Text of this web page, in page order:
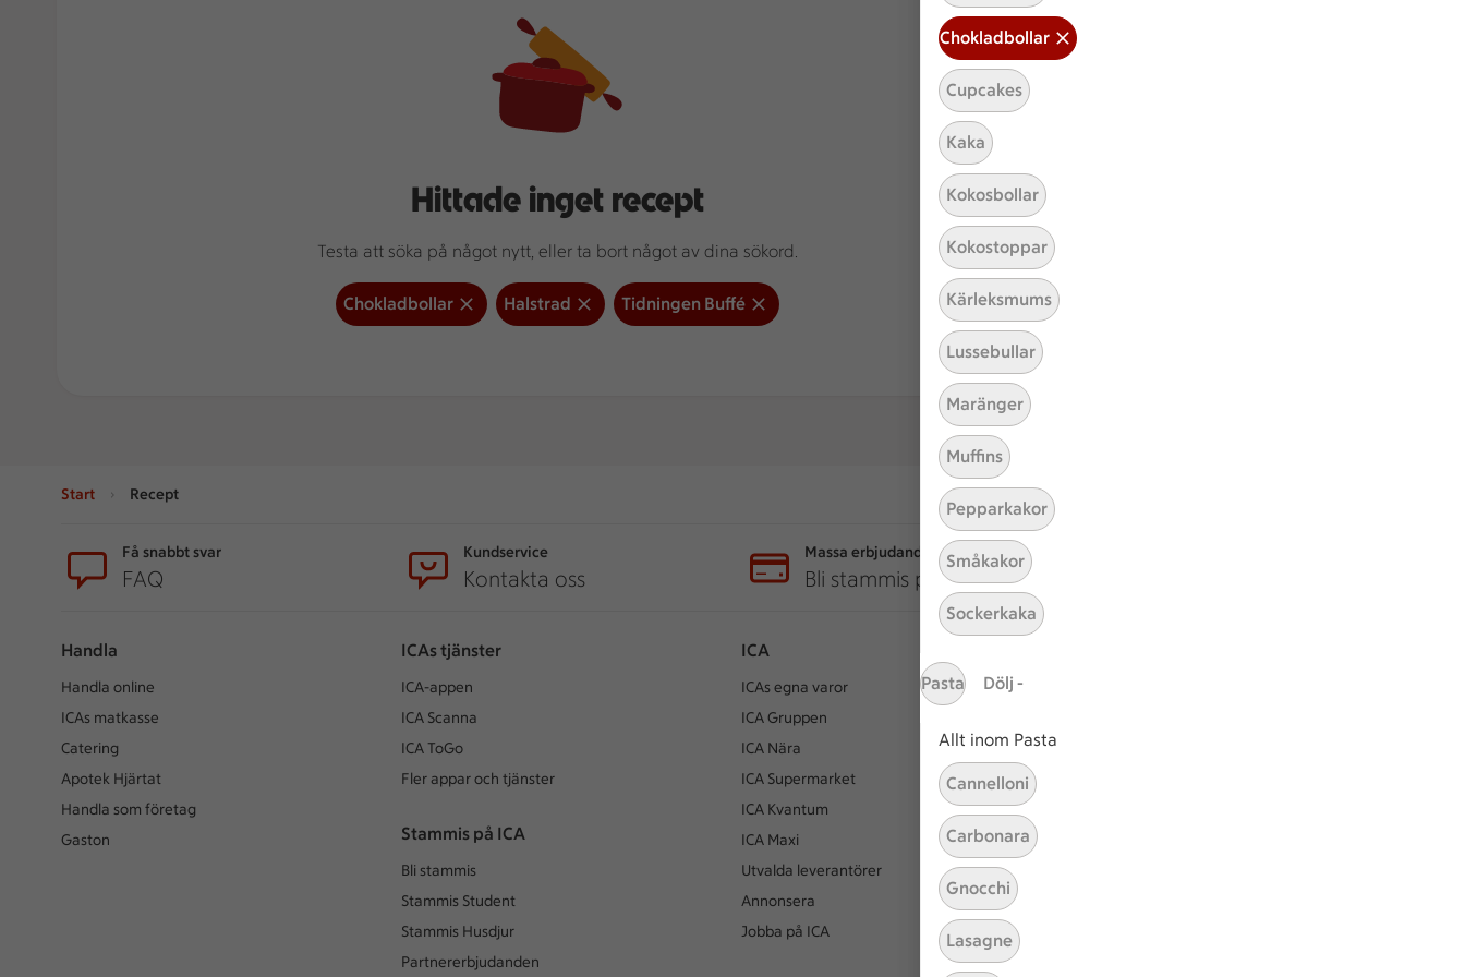
Chokladbollar
Cupcakes
Kaka
Kokosbollar
Kokostoppar
Kärleksmums
Lussebullar
Maränger
Muffins
Pepparkakor
Småkakor
Sockerkaka
Pasta Dölj -
Allt inom Pasta
Cannelloni
Carbonara
Gnocchi
Lasagne
Hittade inget recept
Testa att söka på något nytt, eller ta bort något av dina sökord.
Chokladbollar Halstrad Tidningen Buffé
Start Recept
Få snabbt svar
FAQ
Kundservice
Kontakta oss
Massa erbjudanden
Bli stammis på ICA
Handla
Handla online
ICAs matkasse
Catering
Apotek Hjärtat
Handla som företag
Gaston
ICAs tjänster
ICA-appen
ICA Scanna
ICA ToGo
Fler appar och tjänster
Stammis på ICA
Bli stammis
Stammis Student
Stammis Husdjur
Partnererbjudanden
ICA
ICAs egna varor
ICA Gruppen
ICA Nära
ICA Supermarket
ICA Kvantum
ICA Maxi
Utvalda leverantörer
Annonsera
Jobba på ICA